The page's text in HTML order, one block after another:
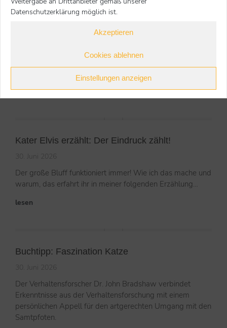
Datenschutzerklärung möglich ist.
Akzeptieren
Cookies ablehnen
Einstellungen anzeigen
30. Juni 2026
Um einen Schock zu vermeiden, tauchen Sie das Tier
niemals in kaltes Wasser ein. Die Körperhitze kann mit
kalten Kompressen auf dem Kopf gesenkt werden. Die
lesen
Kater Elvis erzählt: Der Eindruck zählt!
Der große Bluff funktioniert immer! Wie ich das mache und
warum, das erfahrt ihr in meiner folgenden Erzählung…
lesen
Buchtipp: Faszination Katze
Der Verhaltensforscher Dr. John Bradshaw verbindet
Erkenntnisse aus der Verhaltensforschung mit einem
persönlichen Appell für den artgerechten Umgang mit den
Samtpfoten.